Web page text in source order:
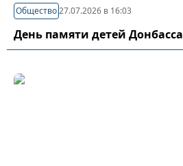
Общество27.07.2026 в 16:03
День памяти детей Донбасса